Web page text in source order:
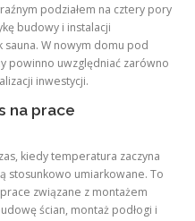
podziałem na cztery pory
budowy i instalacji
sauna. W nowym domu pod
powinno uwzględniać zarówno
inwestycji.
na prace
kiedy temperatura zaczyna
stosunkowo umiarkowane. To
związane z montażem
ścian, montaż podłogi i